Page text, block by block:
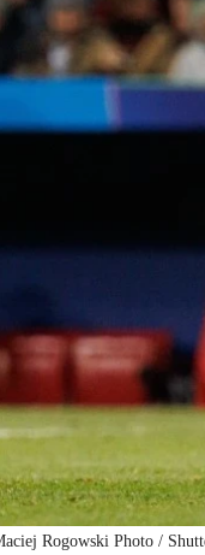
Rogowski Photo /